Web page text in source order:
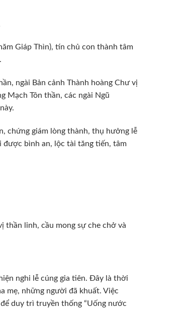
Giáp Thìn), tín chủ con thành tâm
ngài Bản cảnh Thành hoàng Chư vị
Mạch Tôn thần, các ngài Ngũ
chứng giám lòng thành, thụ hưởng lễ
được bình an, lộc tài tăng tiến, tâm
thần linh, cầu mong sự che chở và
nghi lễ cúng gia tiên. Đây là thời
mẹ, những người đã khuất. Việc
duy trì truyền thống “Uống nước